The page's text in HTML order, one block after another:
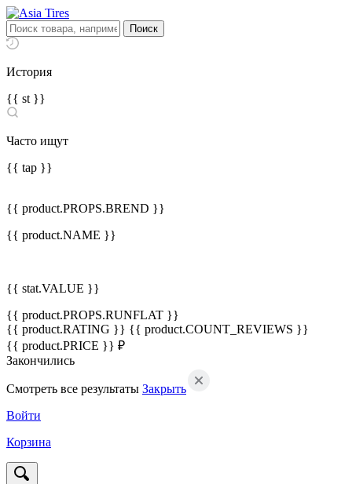
История
{{ st }}
Часто ищут
{{ tap }}
{{ product.PROPS.BREND }}
{{ product.NAME }}
{{ stat.VALUE }}
{{ product.PROPS.RUNFLAT }}
{{ product.RATING }} {{ product.COUNT_REVIEWS }}
{{ product.PRICE }} ₽
Закончились
Смотреть все результаты Закрыть
Войти
Корзина